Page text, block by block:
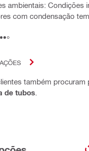
ambientais: Condições
com condensação
também procuram
de tubos